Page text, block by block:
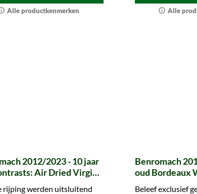
Alle productkenmerken Alle
2012/2023 - 10 jaar
Air Dried Virgin
rijping werden uitsluitend
Benromach
oud Bordeaux
Beleef exclusief